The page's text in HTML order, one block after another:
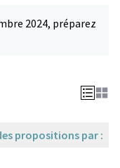
2024, préparez
propositions par :